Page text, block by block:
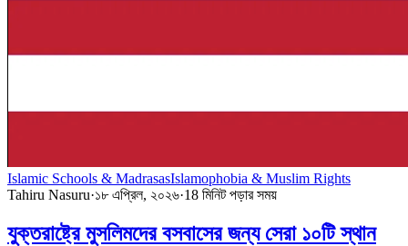
Islamic Schools & MadrasasIslamophobia & Muslim Rights
Tahiru Nasuru·১৮ এপ্রিল, ২০২৬·18 মিনিট পড়ার সময়
যুক্তরাষ্ট্রে মুসলিমদের বসবাসের জন্য সেরা ১০টি স্থান